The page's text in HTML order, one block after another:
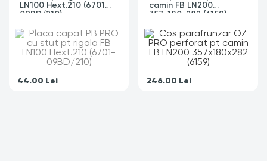
LN100 Hext.210 (6701-
09BD/210)
44.00 Lei
camin FB LN200
357x180x282 (6159)
246.00 Lei